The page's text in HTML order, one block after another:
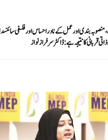
منصوبہ بندی اور عمل کے نادر احساس اور فلسفی
قربانی کا نتیجہ ہے: ڈاکٹر سرفراز نواز